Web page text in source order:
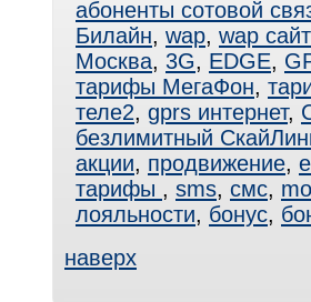
абоненты сотовой
Билайн, wap, wap
Москва, 3G, EDGE,
тарифы МегаФон,
теле2, gprs интернет,
безлимитный
акции, продвижение,
тарифы , sms, смс,
лояльности, бонус,
наверх